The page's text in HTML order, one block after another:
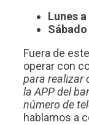
Lunes
Fuera de
operar con
para realizar
la APP del
número de
hablamos a